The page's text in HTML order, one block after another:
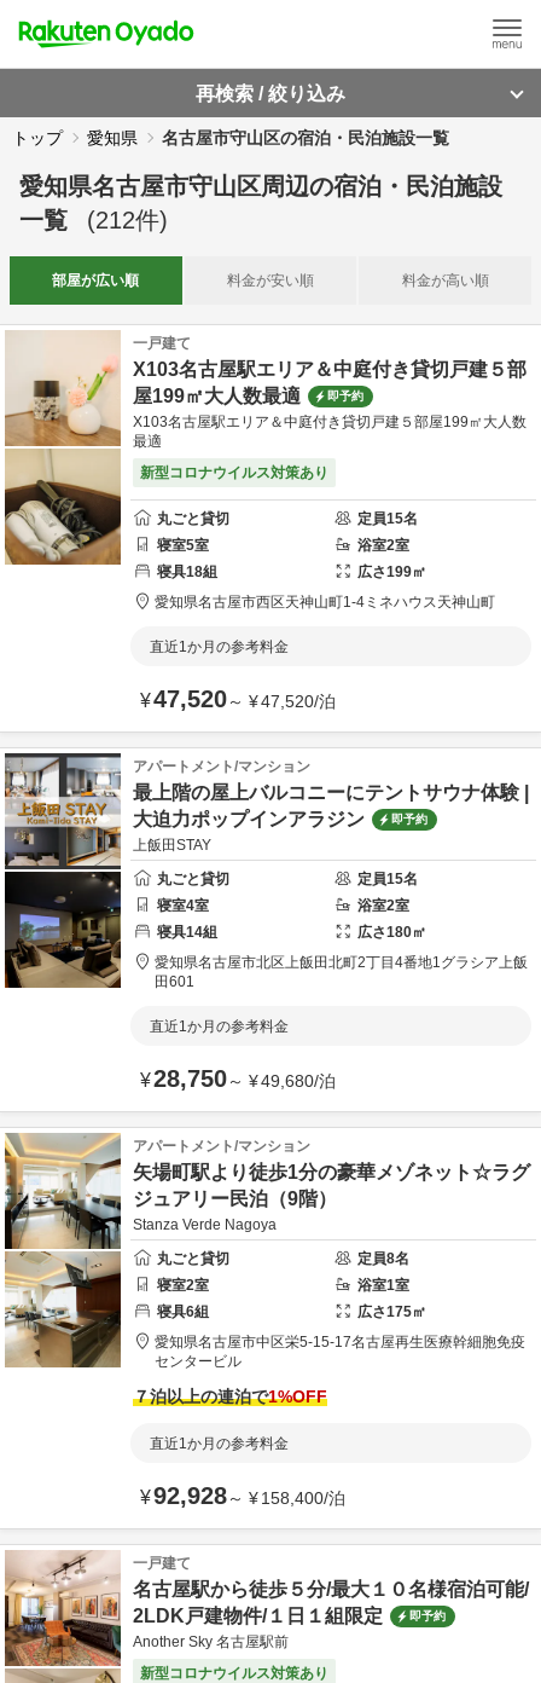
再検索 / 絞り込み
トップ 愛知県 名古屋市守山区の宿泊・民泊施設一覧
愛知県名古屋市守山区周辺の宿泊・民泊施設
一覧
(212件)
部屋が広い順 料金が安い順 料金が高い順
一戸建て
X103名古屋駅エリア＆中庭付き貸切戸建５部
屋199㎡大人数最適
即予約
X103名古屋駅エリア＆中庭付き貸切戸建５部屋199㎡大人数
最適
新型コロナウイルス対策あり
丸ごと貸切 定員15名
寝室5室 浴室2室
寝具18組 広さ199㎡
愛知県名古屋市西区天神山町1-4 ミネハウス天神山町
直近1か月の参考料金
¥47,520～ ¥47,520/泊
アパートメント/マンション
最上階の屋上バルコニーにテントサウナ体験 |
大迫力ポップインアラジン
即予約
上飯田STAY
丸ごと貸切
定員15名
寝室4室 浴室2室
寝具14組 広さ180㎡
愛知県名古屋市北区上飯田北町2丁目4番地1グラシア上飯
田601
直近1か月の参考料金
¥28,750～ ¥49,680/泊
アパートメント/マンション
矢場町駅より徒歩1分の豪華メゾネット☆ラグ
ジュアリー民泊（9階）
Stanza Verde Nagoya
丸ごと貸切
定員8名
寝室2室 浴室1室
寝具6組 広さ175㎡
愛知県名古屋市中区栄5-15-17名古屋再生医療幹細胞免疫
センタービル
７泊以上の連泊で1%OFF
直近1か月の参考料金
¥92,928～ ¥158,400/泊
一戸建て
名古屋駅から徒歩５分/最大１０名様宿泊可能/
2LDK戸建物件/１日１組限定
即予約
Another Sky 名古屋駅前
新型コロナウイルス対策あり